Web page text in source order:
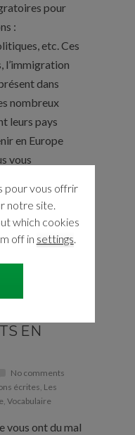
pour
:
etc. Ces
l’immigration
dans
nombreux
leurs pays
en Europe
vous
: la
EN
No comments
écrites, Les
, Vocabulaire
vous ont du mal
pour vous offrir
notre site.
which cookies
off in settings.